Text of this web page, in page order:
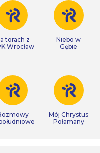
torach z
Wrocław
Niebo w
Gębie
Mój Chrystus
Połamany